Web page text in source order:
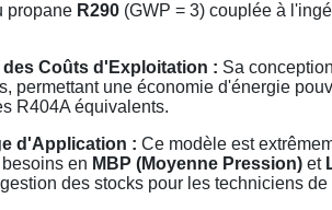
propane R290 (GWP = 3) couplée à
des Coûts d'Exploitation : Sa
permettant une économie d'énergie
R404A équivalents.
d'Application : Ce modèle est
en MBP (Moyenne Pression) et
des stocks pour les techniciens de